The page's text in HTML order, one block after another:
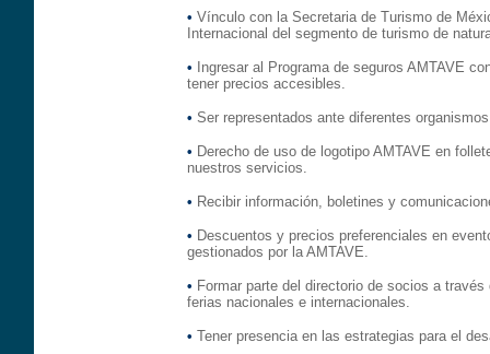
• Vínculo con la Secretaria de Turismo de
Internacional del segmento de turismo de
•
Ingresar al Programa de seguros AMTAVE
tener precios accesibles.
• Ser representados ante diferentes
• Derecho de uso de logotipo AMTAVE en
nuestros servicios.
• Recibir información, boletines y
• Descuentos y precios preferenciales en
gestionados por la AMTAVE.
• Formar parte del directorio de socios a
ferias nacionales e internacionales.
• Tener presencia en las estrategias para el